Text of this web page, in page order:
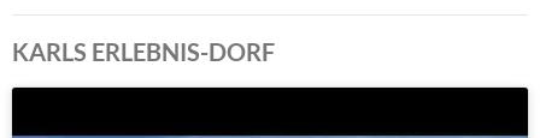
KARLS ERLEBNIS-DORF